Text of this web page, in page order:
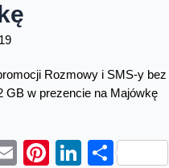
EmailPinterest
LinkedIn
Share